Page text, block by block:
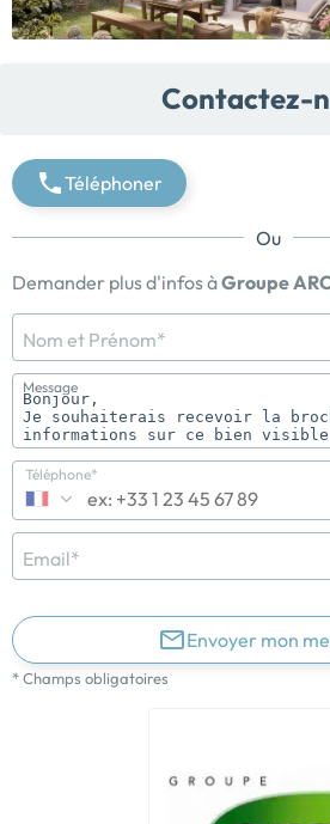
Contactez-
Téléphoner
Ou
Demander plus d'infos àGroupe
Nom et Prénom*
Message
Téléphone*
Email*
Envoyer mon
* Champs obligatoires